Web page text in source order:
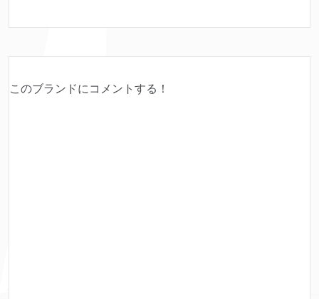
このブランドにコメントする！